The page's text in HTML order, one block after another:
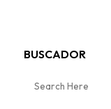
BUSCADOR